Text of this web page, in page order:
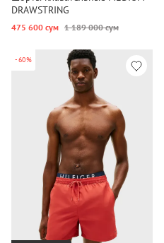
DRAWSTRING
475 600 сум 1 189 000 сум
-60%